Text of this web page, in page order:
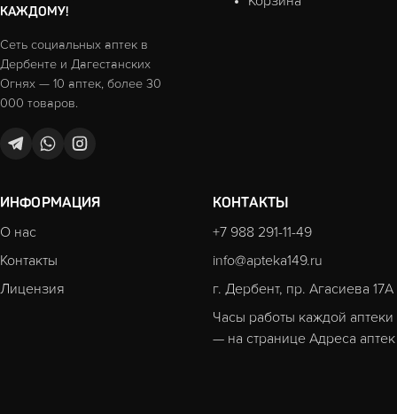
КАЖДОМУ!
Сеть социальных аптек в
Дербенте и Дагестанских
Огнях — 10 аптек, более 30
000 товаров.
ИНФОРМАЦИЯ
О нас
Контакты
Лицензия
КОНТАКТЫ
+7 988 291-11-49
info@apteka149.ru
г. Дербент, пр. Агасиева 17А
Часы работы каждой аптеки
— на странице Адреса аптек